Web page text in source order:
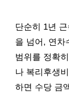
단순히 1년
을 넘어, 연차
범위를 정확
나 복리후생
하면 수당 금